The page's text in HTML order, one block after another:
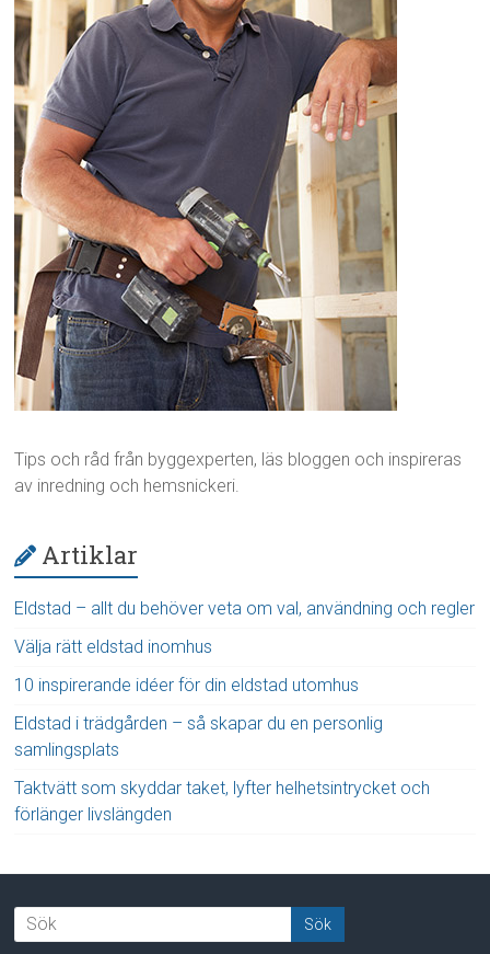
Tips och råd från byggexperten, läs bloggen och inspireras
av inredning och hemsnickeri.
Artiklar
Eldstad – allt du behöver veta om val, användning och regler
Välja rätt eldstad inomhus
10 inspirerande idéer för din eldstad utomhus
Eldstad i trädgården – så skapar du en personlig
samlingsplats
Taktvätt som skyddar taket, lyfter helhetsintrycket och
förlänger livslängden